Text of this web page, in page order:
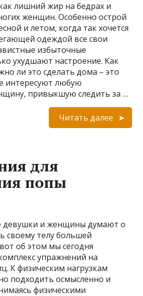
лишний жир на бедрах и
женщин. Особенно острой
и летом, когда так хочется
одеждой все свои
избыточные
ухудшают настроение. Как
ли это сделать дома – это
интересуют любую
привыкшую следить за …
Читать далее
для
попы
девушки и женщины думают о
своему телу большей
об этом мы сегодня
упражнений на
К физическим нагрузкам
подходить осмысленно и
физическими